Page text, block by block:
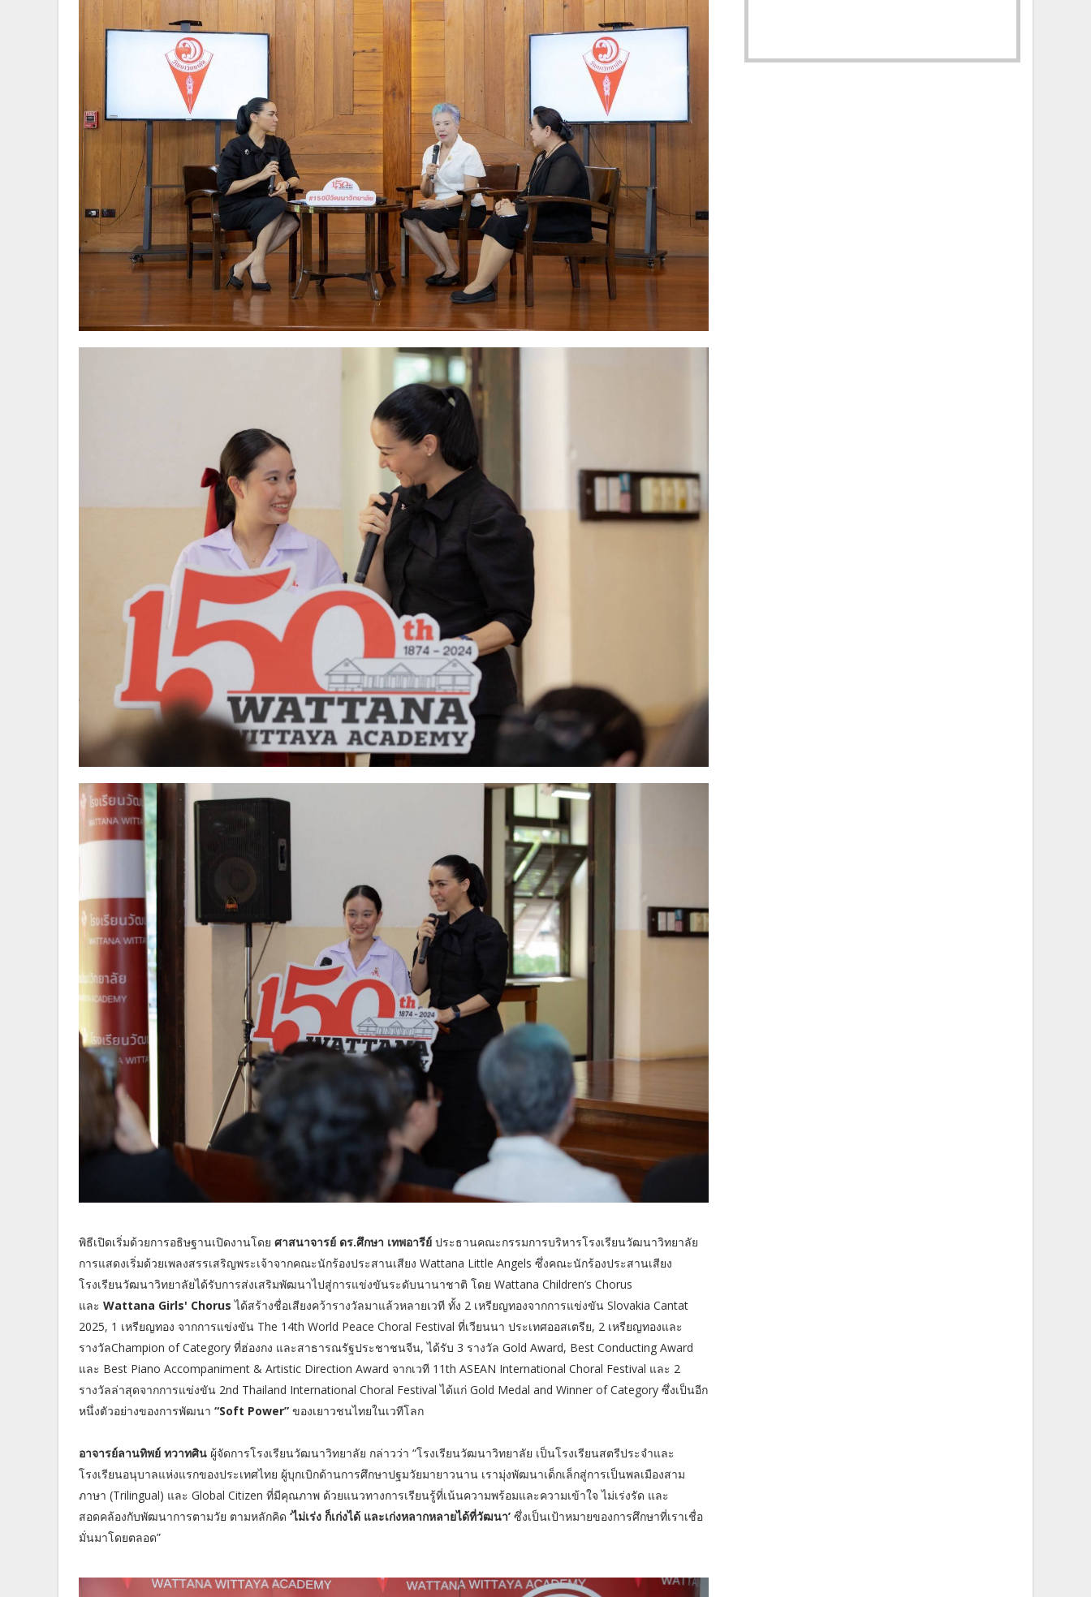
พิธีเปิดเริ่มด้วยการอธิษฐานเปิดงานโดย ศาสนาจารย์ ดร.ศึกษา เทพอารีย์ ประธานคณะกรรมการบริหารโรงเรียนวัฒนาวิทยาลัย
การแสดงเริ่มด้วยเพลงสรรเสริญพระเจ้าจากคณะนักร้องประสานเสียง Wattana Little Angels ซึ่งคณะนักร้องประสานเสียง
โรงเรียนวัฒนาวิทยาลัยได้รับการส่งเสริมพัฒนาไปสู่การแข่งขันระดับนานาชาติ โดย Wattana Children’s Chorus
และ Wattana Girls' Chorus ได้สร้างชื่อเสียงคว้ารางวัลมาแล้วหลายเวที ทั้ง 2 เหรียญทองจากการแข่งขัน Slovakia Cantat
2025, 1 เหรียญทอง จากการแข่งขัน The 14th World Peace Choral Festival ที่เวียนนา ประเทศออสเตรีย, 2 เหรียญทองและ
รางวัลChampion of Category ที่ฮ่องกง และสาธารณรัฐประชาชนจีน, ได้รับ 3 รางวัล Gold Award, Best Conducting Award
และ Best Piano Accompaniment & Artistic Direction Award จากเวที 11th ASEAN International Choral Festival และ 2
รางวัลล่าสุดจากการแข่งขัน 2nd Thailand International Choral Festival ได้แก่ Gold Medal and Winner of Category ซึ่งเป็นอีก
หนึ่งตัวอย่างของการพัฒนา “Soft Power” ของเยาวชนไทยในเวทีโลก
อาจารย์ลานทิพย์ ทวาทศิน ผู้จัดการโรงเรียนวัฒนาวิทยาลัย กล่าวว่า “โรงเรียนวัฒนาวิทยาลัย เป็นโรงเรียนสตรีประจำและ
โรงเรียนอนุบาลแห่งแรกของประเทศไทย ผู้บุกเบิกด้านการศึกษาปฐมวัยมายาวนาน เรามุ่งพัฒนาเด็กเล็กสู่การเป็นพลเมืองสาม
ภาษา (Trilingual) และ Global Citizen ที่มีคุณภาพ ด้วยแนวทางการเรียนรู้ที่เน้นความพร้อมและความเข้าใจ ไม่เร่งรัด และ
สอดคล้องกับพัฒนาการตามวัย ตามหลักคิด ‘ไม่เร่ง ก็เก่งได้ และเก่งหลากหลายได้ที่วัฒนา’ ซึ่งเป็นเป้าหมายของการศึกษาที่เราเชื่อ
มั่นมาโดยตลอด”